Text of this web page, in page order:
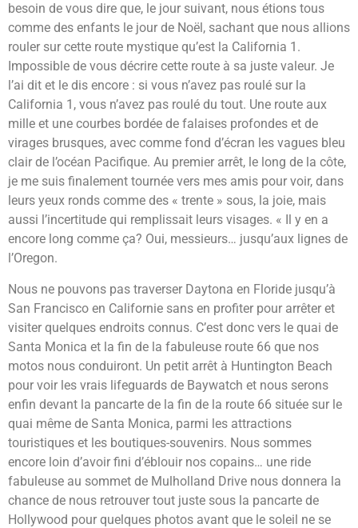
besoin de vous dire que, le jour suivant, nous étions tous
comme des enfants le jour de Noël, sachant que nous allions
rouler sur cette route mystique qu’est la California 1.
Impossible de vous décrire cette route à sa juste valeur. Je
l’ai dit et le dis encore : si vous n’avez pas roulé sur la
California 1, vous n’avez pas roulé du tout. Une route aux
mille et une courbes bordée de falaises profondes et de
virages brusques, avec comme fond d’écran les vagues bleu
clair de l’océan Pacifique. Au premier arrêt, le long de la côte,
je me suis finalement tournée vers mes amis pour voir, dans
leurs yeux ronds comme des « trente » sous, la joie, mais
aussi l’incertitude qui remplissait leurs visages. « Il y en a
encore long comme ça? Oui, messieurs… jusqu’aux lignes de
l’Oregon.
Nous ne pouvons pas traverser Daytona en Floride jusqu’à
San Francisco en Californie sans en profiter pour arrêter et
visiter quelques endroits connus. C’est donc vers le quai de
Santa Monica et la fin de la fabuleuse route 66 que nos
motos nous conduiront. Un petit arrêt à Huntington Beach
pour voir les vrais lifeguards de Baywatch et nous serons
enfin devant la pancarte de la fin de la route 66 située sur le
quai même de Santa Monica, parmi les attractions
touristiques et les boutiques-souvenirs. Nous sommes
encore loin d’avoir fini d’éblouir nos copains… une ride
fabuleuse au sommet de Mulholland Drive nous donnera la
chance de nous retrouver tout juste sous la pancarte de
Hollywood pour quelques photos avant que le soleil ne se